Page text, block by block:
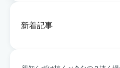
新着記事